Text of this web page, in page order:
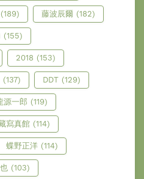
(189) 藤波辰爾 (182)
(155)
2018 (153)
(137) DDT (129)
源一郎 (119)
寫真館 (114)
蝶野正洋 (114)
(103)